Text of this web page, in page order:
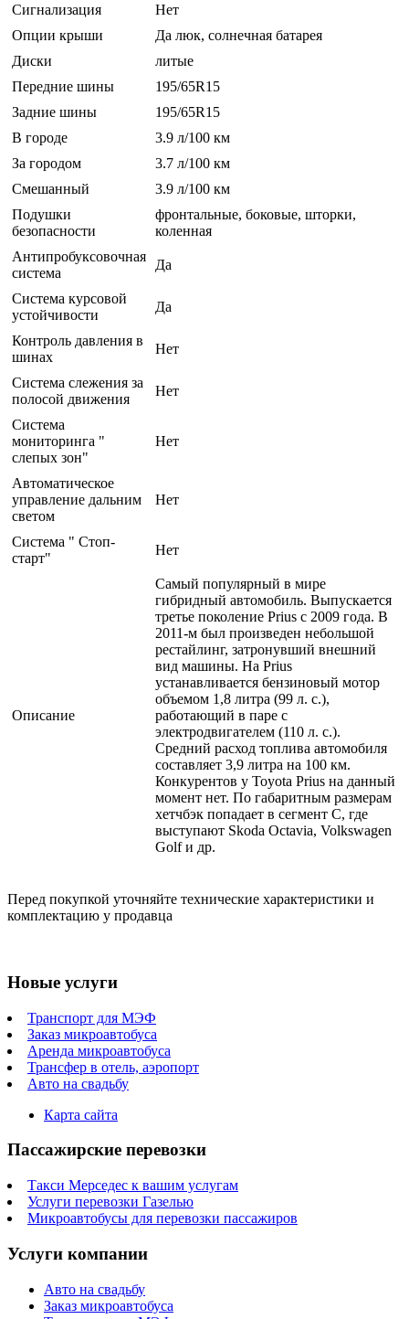
Сигнализация
Нет
Опции крыши
Да люк, солнечная батарея
Диски
литые
Передние шины
195/65R15
Задние шины
195/65R15
В городе
3.9 л/100 км
За городом
3.7 л/100 км
Смешанный
3.9 л/100 км
Подушки
безопасности
фронтальные, боковые, шторки,
коленная
Антипробуксовочная
система
Да
Система курсовой
устойчивости
Да
Контроль давления в
шинах
Нет
Система слежения за
полосой движения
Нет
Система
мониторинга "
слепых зон"
Нет
Автоматическое
управление дальним
светом
Нет
Система " Стоп-
старт"
Нет
Описание
Самый популярный в мире
гибридный автомобиль. Выпускается
третье поколение Prius c 2009 года. В
2011-м был произведен небольшой
рестайлинг, затронувший внешний
вид машины. На Prius
устанавливается бензиновый мотор
объемом 1,8 литра (99 л. с.),
работающий в паре с
электродвигателем (110 л. с.).
Средний расход топлива автомобиля
составляет 3,9 литра на 100 км.
Конкурентов у Toyota Prius на данный
момент нет. По габаритным размерам
хетчбэк попадает в сегмент С, где
выступают Skoda Octavia, Volkswagen
Golf и др.
Перед покупкой уточняйте технические характеристики и
комплектацию у продавца
Новые услуги
Транспорт для МЭФ
Заказ микроавтобуса
Аренда микроавтобуса
Трансфер в отель, аэропорт
Авто на свадьбу
Карта сайта
Пассажирские перевозки
Такси Мерседес к вашим услугам
Услуги перевозки Газелью
Микроавтобусы для перевозки пассажиров
Услуги компании
Авто на свадьбу
Заказ микроавтобуса